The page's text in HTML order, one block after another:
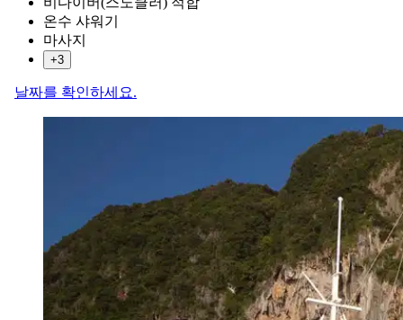
온수 샤워기
마사지
+3
날짜를 확인하세요.